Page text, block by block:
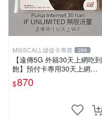
MISSCALL儲值卡專賣 269
【遠傳5G 外籍30天上網吃到
飽】預付卡專用30天上網補
充卡/儲值卡．Internet ifu 5G
⚡MissCall儲值卡專賣
$870